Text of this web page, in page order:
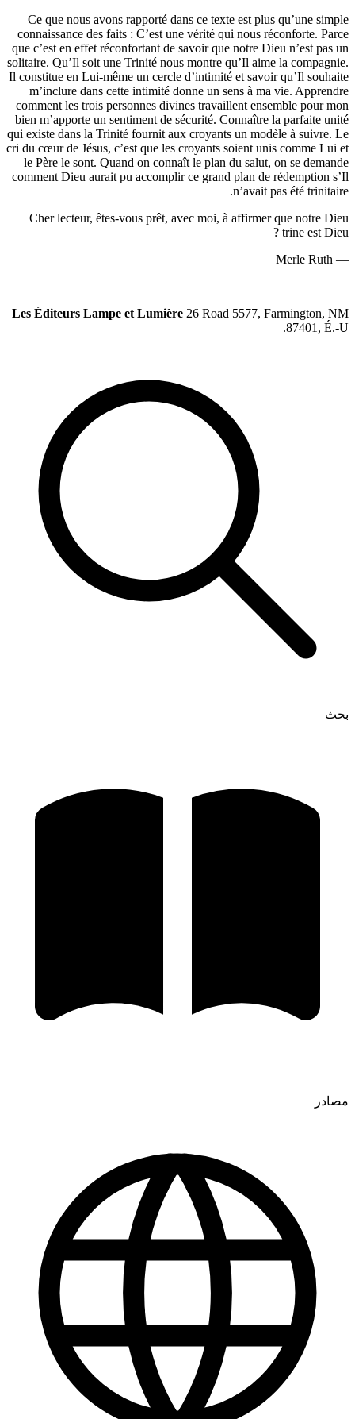
Ce que nous avons rapporté dans ce texte est plus
connaissance des faits : C’est une vérité qui nous
que c’est en effet réconfortant de savoir que notre Dieu
solitaire. Qu’Il soit une Trinité nous montre qu’Il aime la
Il constitue en Lui-même un cercle d’intimité et savoir
m’inclure dans cette intimité donne un sens à ma vie.
comment les trois personnes divines travaillent
bien m’apporte un sentiment de sécurité. Connaître la
qui existe dans la Trinité fournit aux croyants un modèle
cri du cœur de Jésus, c’est que les croyants soient unis
le Père le sont. Quand on connaît le plan du salut, on
comment Dieu aurait pu accomplir ce grand plan de
n’avait pas
Cher lecteur, êtes-vous prêt, avec moi, à affirmer que
Les Éditeurs Lampe et Lumière26 Road 5577,